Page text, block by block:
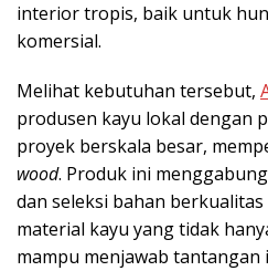
interior tropis, baik untuk
komersial.
Melihat kebutuhan tersebut,
produsen kayu lokal dengan
proyek berskala besar,
wood. Produk ini
dan seleksi bahan
material kayu yang tidak
mampu menjawab tantangan